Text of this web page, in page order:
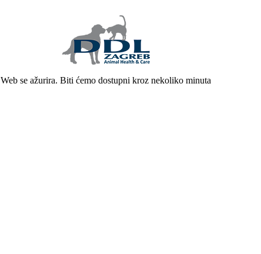
Web se ažurira. Biti ćemo dostupni kroz nekoliko minuta